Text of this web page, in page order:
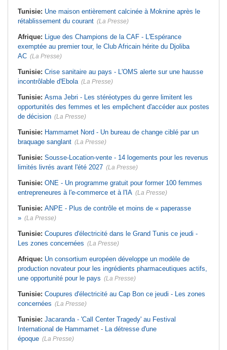
Tunisie: Une maison entièrement calcinée à Moknine après le
rétablissement du courant (La Presse)
Afrique: Ligue des Champions de la CAF - L'Espérance
exemptée au premier tour, le Club Africain hérite du Djoliba
AC (La Presse)
Tunisie: Crise sanitaire au pays - L'OMS alerte sur une hausse
incontrôlable d'Ebola (La Presse)
Tunisie: Asma Jebri - Les stéréotypes du genre limitent les
opportunités des femmes et les empêchent d'accéder aux postes
de décision (La Presse)
Tunisie: Hammamet Nord - Un bureau de change ciblé par un
braquage sanglant (La Presse)
Tunisie: Sousse-Location-vente - 14 logements pour les revenus
limités livrés avant l'été 2027 (La Presse)
Tunisie: ONE - Un programme gratuit pour former 100 femmes
entrepreneures à l'e-commerce et à l'IA (La Presse)
Tunisie: ANPE - Plus de contrôle et moins de « paperasse
» (La Presse)
Tunisie: Coupures d'électricité dans le Grand Tunis ce jeudi -
Les zones concernées (La Presse)
Afrique: Un consortium européen développe un modèle de
production novateur pour les ingrédients pharmaceutiques actifs,
une opportunité pour le pays (La Presse)
Tunisie: Coupures d'électricité au Cap Bon ce jeudi - Les zones
concernées (La Presse)
Tunisie: Jacaranda - 'Call Center Tragedy' au Festival
International de Hammamet - La détresse d'une
époque (La Presse)